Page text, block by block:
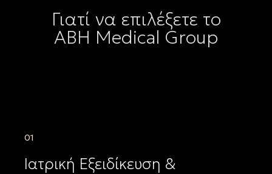
Γιατί να επιλέξετε το
ΑΒΗ Medical Group
01
Ιατρική Εξειδίκευση &